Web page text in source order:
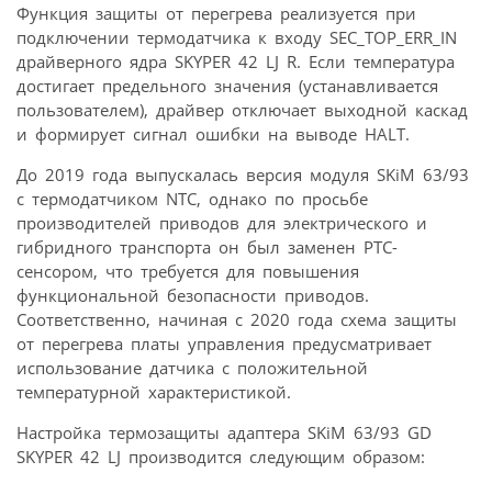
Функция защиты от перегрева реализуется при
подключении термодатчика к входу SEC_TOP_ERR_IN
драйверного ядра SKYPER 42 LJ R. Если температура
достигает предельного значения (устанавливается
пользователем), драйвер отключает выходной каскад
и формирует сигнал ошибки на выводе HALT.
До 2019 года выпускалась версия модуля SKiM 63/93
с термодатчиком NTC, однако по просьбе
производителей приводов для электрического и
гибридного транспорта он был заменен PTC-
сенсором, что требуется для повышения
функциональной безопасности приводов.
Соответственно, начиная с 2020 года схема защиты
от перегрева платы управления предусматривает
использование датчика с положительной
температурной характеристикой.
Настройка термозащиты адаптера SKiM 63/93 GD
SKYPER 42 LJ производится следующим образом: